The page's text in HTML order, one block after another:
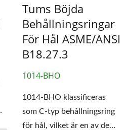
Tums Böjda
Behållningsringar
För Hål ASME/ANSI
B18.27.3
1014-BHO
1014-BHO klassificeras
som C-typ behållningsring
för hål, vilket är en av de